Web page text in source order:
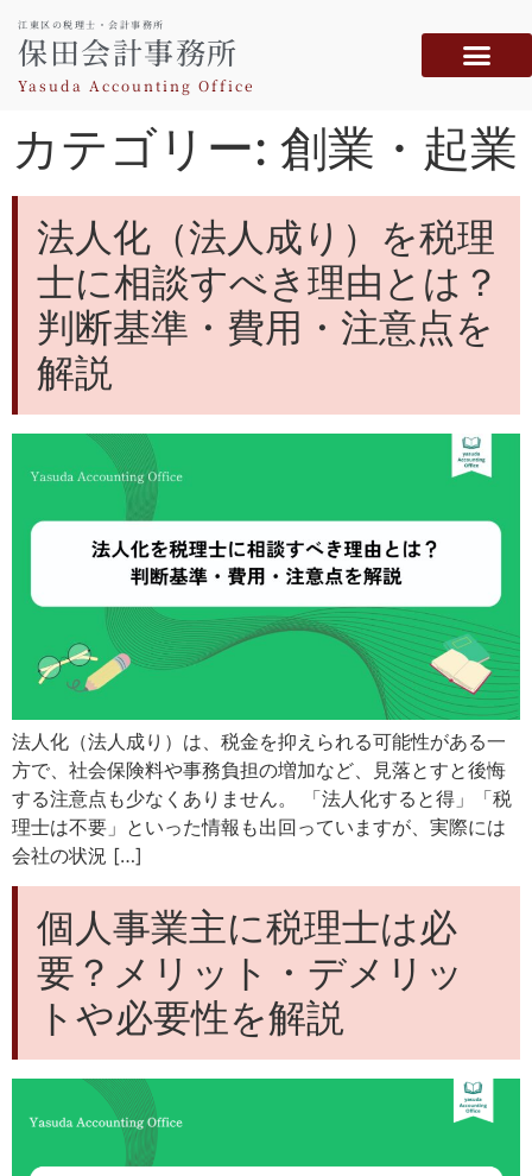
江東区の税理士・会計事務所
保田会計事務所
Yasuda Accounting Office
カテゴリー: 創業・起業
法人化（​​法人成り）を税理
士に相談すべき理由とは？
判断基準・費用・注意点を
解説
法人化（法人成り）は、税金を抑えられる可能性がある一
方で、社会保険料や事務負担の増加など、見落とすと後悔
する注意点も少なくありません。 「法人化すると得」「税
理士は不要」といった情報も出回っていますが、実際には
会社の状況 […]
個人事業主に税理士は必
要？メリット・デメリッ
トや必要性を解説